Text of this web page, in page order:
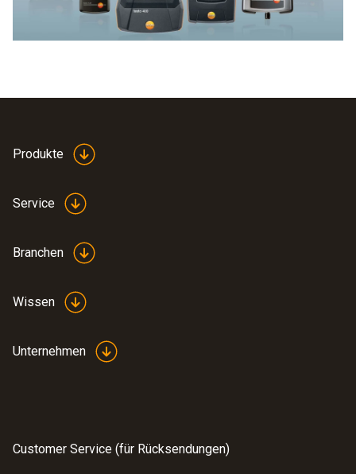
kritischen Werten Warnungen aus.
Produkte
Service
Branchen
Wissen
Unternehmen
Customer Service (für Rücksendungen)